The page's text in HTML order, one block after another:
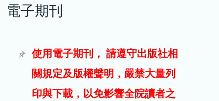
電子期刊
試用
電子期刊
使用電子期刊， 請遵守出版社相
關規定及版權聲明，嚴禁大量列
印與下載，以免影響全院讀者之